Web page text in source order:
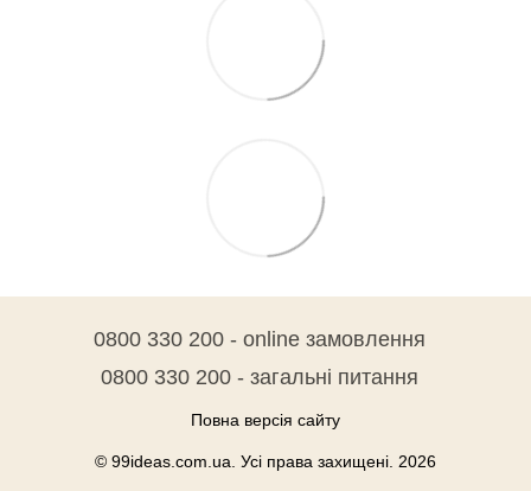
0800 330 200 - online замовлення
0800 330 200 - загальні питання
Повна версія сайту
© 99ideas.com.ua. Усі права захищені. 2026